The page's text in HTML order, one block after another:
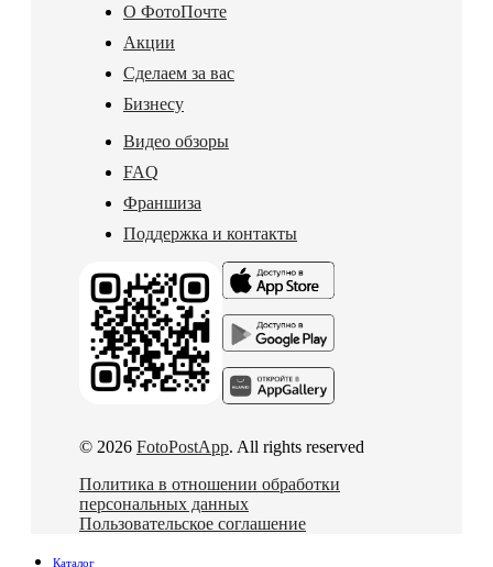
О ФотоПочте
Акции
Сделаем за вас
Бизнесу
Видео обзоры
FAQ
Франшиза
Поддержка и контакты
© 2026 FotoPostApp. All rights reserved
Политика в отношении обработки
персональных данных
Пользовательское соглашение
Каталог